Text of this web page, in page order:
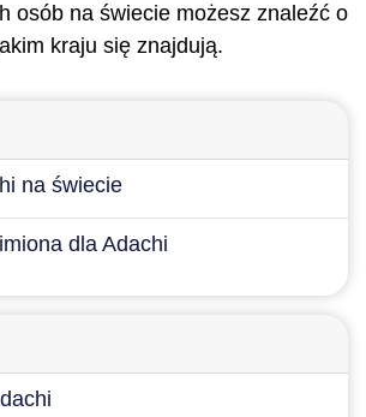
osób na świecie możesz znaleźć o
kraju się znajdują.
na świecie
dla Adachi